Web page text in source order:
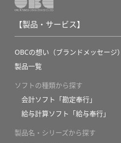
【製品・サービス】
OBCの想い（ブランドメッセージ）
製品一覧
ソフトの種類から探す
会計ソフト「勘定奉行」
給与計算ソフト「給与奉行」
製品名・シリーズから探す